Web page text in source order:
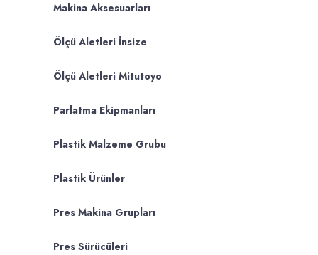
Makina Aksesuarları
Ölçü Aletleri İnsize
Ölçü Aletleri Mitutoyo
Parlatma Ekipmanları
Plastik Malzeme Grubu
Plastik Ürünler
Pres Makina Grupları
Pres Sürücüleri